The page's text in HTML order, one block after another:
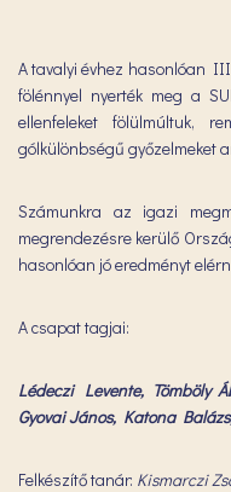
A tavalyi évhez hasonlóan
fölénnyel nyerték meg a
ellenfeleket fölülmúltuk,
gólkülönbségű győzelmeket
Számunkra az igazi
megrendezésre kerülő
hasonlóan jó eredményt
A csapat tagjai:
Lédeczi Levente, Tömböly
Gyovai János, Katona
Felkészítő tanár: Kismarczi